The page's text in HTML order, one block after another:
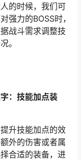
的时候，我们可
强力的BOSS时，
战斗需求调整技
。
：技能加点装
升技能加点的效
外的伤害或者属
合适的装备，进